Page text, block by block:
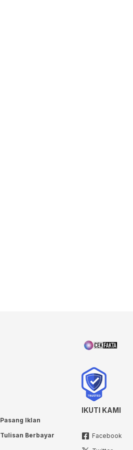
Pasang Iklan
Tulisan Berbayar
IKUTI KAMI
Facebook